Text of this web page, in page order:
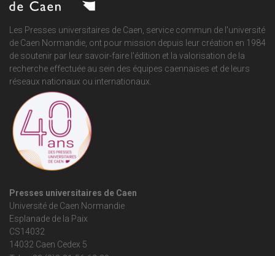
Les Presses universitaires de Caen, service commun de l'université
de Caen Normandie , ont pour mission depuis leur création en 1984
de soutenir par leur savoir-faire l'édition et la valorisation de la
recherche effectuée au sein des équipes caennaises et de leurs
réseaux nationaux ou internationaux.
Presses universitaires de Caen
Université de Caen Normandie
Esplanade de la Paix
CS14032
14032 Caen Cedex 5